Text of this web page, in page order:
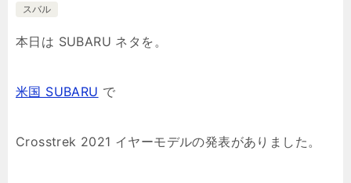
スバル
本日は SUBARU ネタを。
米国 SUBARU で
Crosstrek 2021 イヤーモデルの発表がありました。